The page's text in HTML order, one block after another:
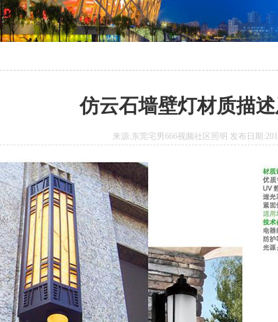
仿云石墙壁灯材质描
来源:东莞宅男666视频社区照明 发布日期